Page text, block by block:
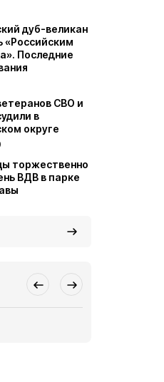
дуб-великан
«Российским
Последние
СВО и
в
округе
торжественно
ВДВ в парке